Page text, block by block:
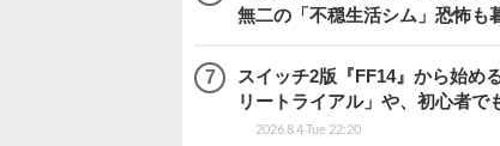
無二の「不穏生活シム」恐怖も
スイッチ2版『FF14』から始め
リートライアル」や、初心者で
2026.8.4 Tue 22:20